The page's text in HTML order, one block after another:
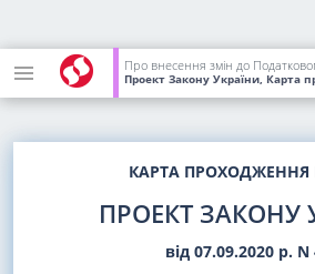
Проект Закону України, Карта
КАРТА ПРОХОДЖЕННЯ
ПРОЕКТ ЗАКОНУ
від 07.09.2020 р. N